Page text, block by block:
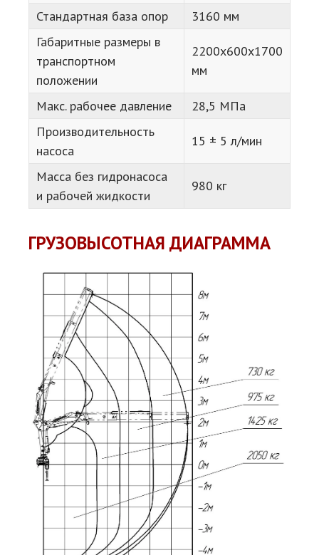
Стандартная база опор
3160 мм
Габаритные размеры в
транспортном
положении
2200х600х1700
мм
Макс. рабочее давление
28,5 МПа
Производительность
насоса
15 ± 5 л/мин
Масса без гидронасоса
и рабочей жидкости
980 кг
ГРУЗОВЫСОТНАЯ ДИАГРАММА